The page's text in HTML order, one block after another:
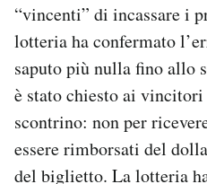
“vincenti” di incassare i
lotteria ha confermato
saputo più nulla fino allo
è stato chiesto ai
scontrino: non per
essere rimborsati del
del biglietto. La lotteria